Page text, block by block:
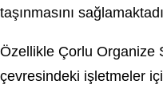
taşınmasını
Özellikle Çorlu Organize
çevresindeki işletmeler